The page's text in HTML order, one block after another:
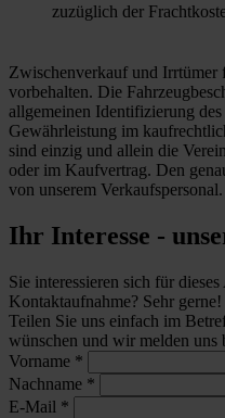
zuzüglich der
Zwischenverkauf und Irrtümer
vorbehalten. Die
allgemeinen Identifizierung
Gewährleistung im
sind einzig und allein die
oder im Kaufvertrag. Den
von unserem
Ihr Interesse -
Sie interessieren sich für
Kontaktaufnahme? Sehr gerne!
Teilen Sie uns einfach im
wünschen und wir melden
Vorname *
Nachname *
E-Mail *